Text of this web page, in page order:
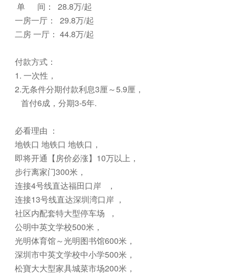
单 间： 28.8万/起
一房一厅： 29.8万/起
二房 一厅： 44.8万/起
付款方式：
1. 一次性，
2.无条件分期付款利息3厘～5.9厘，
首付6成，分期3-5年.
必看理由 ：
地铁口 地铁口 地铁口，
即将开通【房价必涨】10万以上，
步行离家门300米，
连接4号线直达福田口岸 ，
连接13号线直达深圳湾口岸 ，
社区内配套特大型停车场 ，
公明中英文学校500米，
光明体育馆～光明图书馆600米，
深圳市中英文学校中小学500米，
松寶大大型家具城菜市场200米，